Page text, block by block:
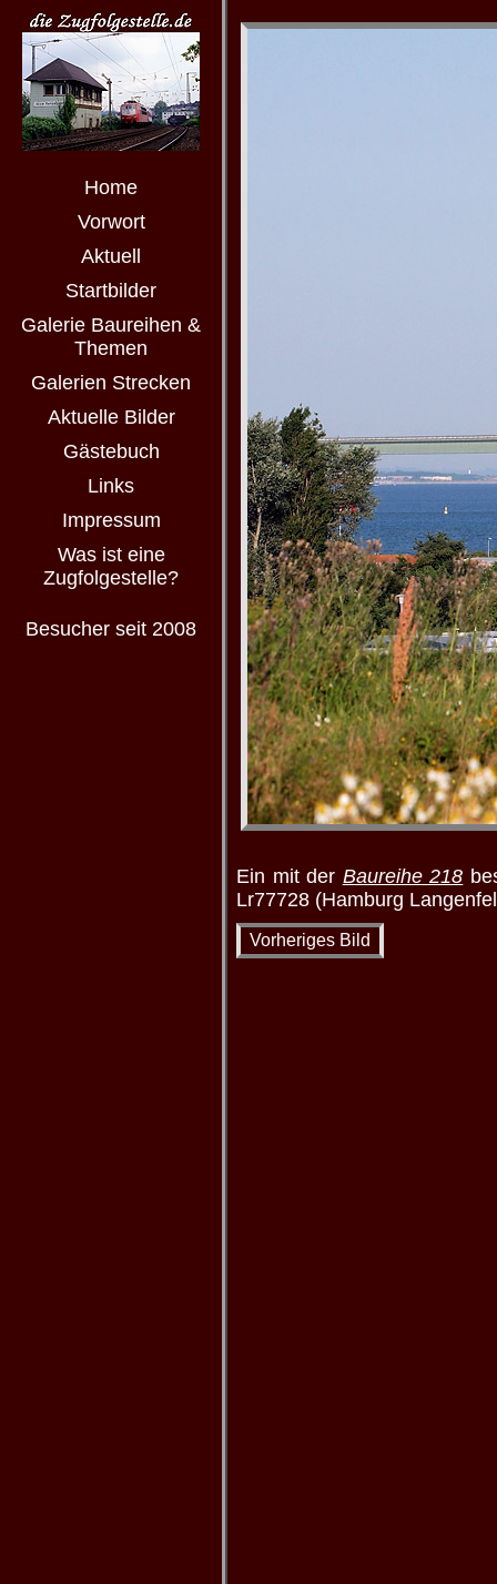
Home
Vorwort
Aktuell
Startbilder
Galerie Baureihen &
Themen
Galerien Strecken
Aktuelle Bilder
Gästebuch
Links
Impressum
Was ist eine
Zugfolgestelle?
Besucher seit 2008
Ein mit der Baureihe 218
Lr77728 (Hamburg
Vorheriges Bild